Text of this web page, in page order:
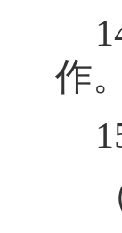
作。
（